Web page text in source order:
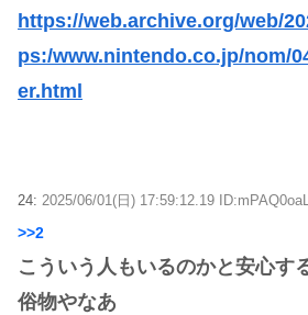
https://web.archive.org/web/
ps:/www.nintendo.co.jp/nom/
er.html
24: 2025/06/01(日) 17:59:12.19
>>2
こういう人もいるのかと安心す
俗物やなあ